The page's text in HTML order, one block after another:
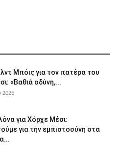
Μπόις για τον πατέρα του
«Βαθιά οδύνη,...
2026
για Χόρχε Μέσι:
για την εμπιστοσύνη στα